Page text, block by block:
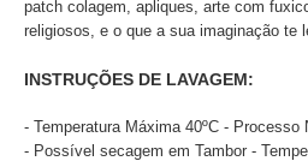
patch colagem, apliques, arte com
religiosos, e o que a sua imaginação te
INSTRUÇÕES DE LAVAGEM:
- Temperatura Máxima 40ºC - Processo
- Possível secagem em Tambor -